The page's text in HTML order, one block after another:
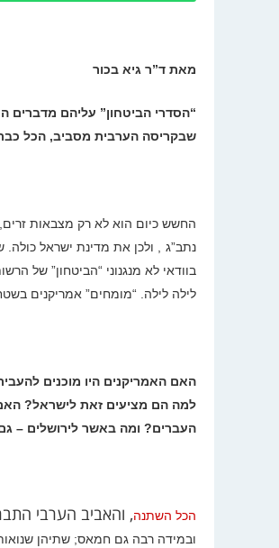
מאת ד”ר גיא בכור
“הסדרי הביטחון” עליהם מדברים
שבקריסה הערבית מסביב, הכל
החשש כיום הוא לא רק מצבאות
נתב”ג
ולכן את מדינת ישראל כולה
בוודאי לא מנגנוני “הביטחון” של
לילה לילה. “מומחים” אמריקנים
האם האמריקנים היו מוכנים
למה הם מציעים זאת לישראל?
העברים? ומה באשר לירושלים –
הכל השתנה, והאביב הערבי
ובמידה רבה גם חמאס; שתיהן